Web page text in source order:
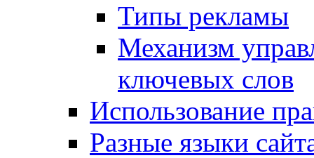
Типы рекламы
Механизм
ключевых слов
Использование
Разные языки